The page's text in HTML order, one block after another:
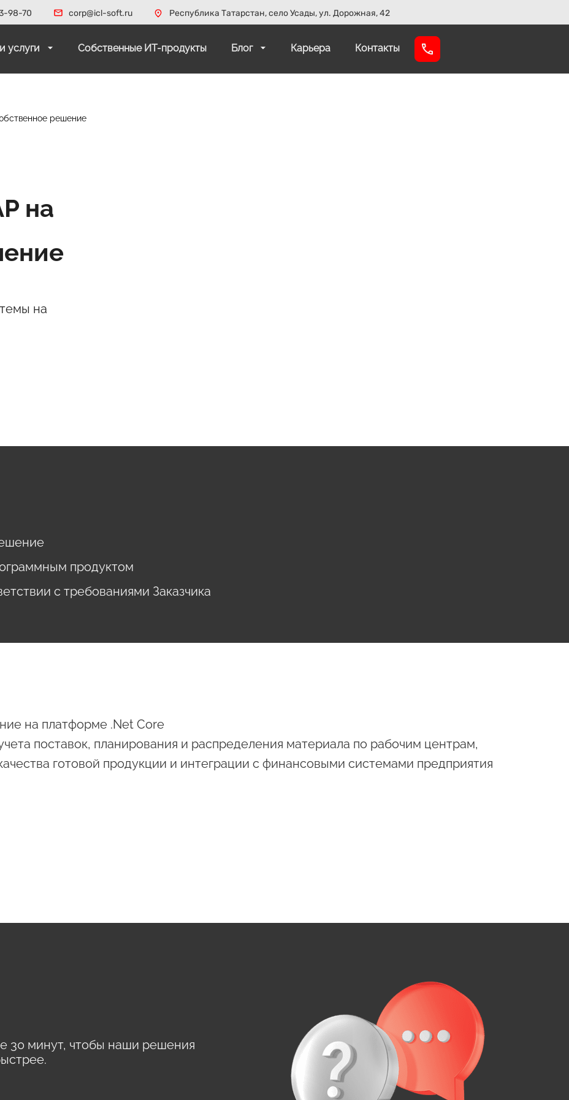
98-70 corp@icl-soft.ru Республика Татарстан, село Усады, ул. Дорожная, 42
услуги Собственные ИТ-продукты Блог Карьера Контакты
решение
на
на
продуктом
с требованиями Заказчика
на платформе .Net Core
поставок, планирования и распределения материала по рабочим центрам,
готовой продукции и интеграции с финансовыми системами предприятия
30 минут, чтобы наши решения